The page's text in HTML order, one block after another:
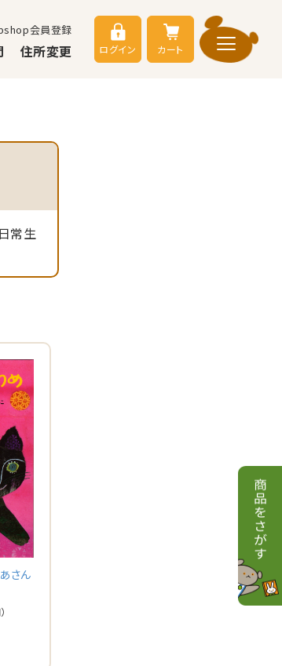
会員登録
住所変更 ログイン カート
常生
さん